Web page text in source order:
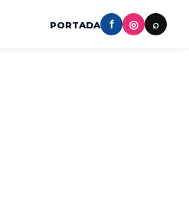
PORTADA f ◎ ⌕